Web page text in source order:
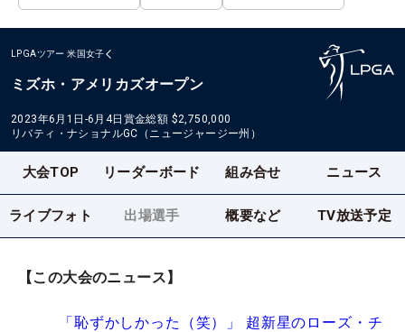
LPGAツアー 米国女子
ミズホ・アメリカズオープン
2023年6月1日-6月4日 賞金総額 $2,750,000
リバティ・ナショナルGC（ニュージャージー州）
大会TOP リーダーボード 組み合せ ニュース
ライブフォト 出場選手 概要など TV放送予定
【この大会のニュース】
「恥ずかしかった（笑）」 超新星のローズ・チ